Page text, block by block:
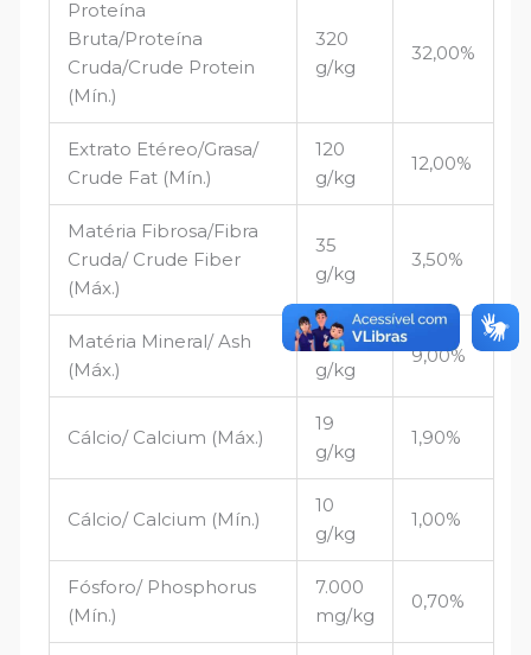
Proteína
Bruta/Proteína
Cruda/Crude Protein
(Mín.)
320
g/kg
32,00%
Extrato Etéreo/Grasa/
Crude Fat (Mín.)
120
g/kg
12,00%
Matéria Fibrosa/Fibra
Cruda/ Crude Fiber
(Máx.)
35
g/kg
3,50%
Matéria Mineral/ Ash
(Máx.)
90
g/kg
9,00%
Cálcio/ Calcium (Máx.)
19
g/kg
1,90%
Cálcio/ Calcium (Mín.)
10
g/kg
1,00%
Fósforo/ Phosphorus
(Mín.)
7.000
mg/kg
0,70%